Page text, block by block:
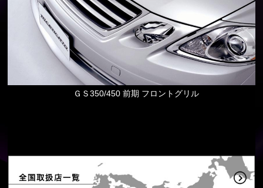
ＧＳ350/450 前期 フロントグリル